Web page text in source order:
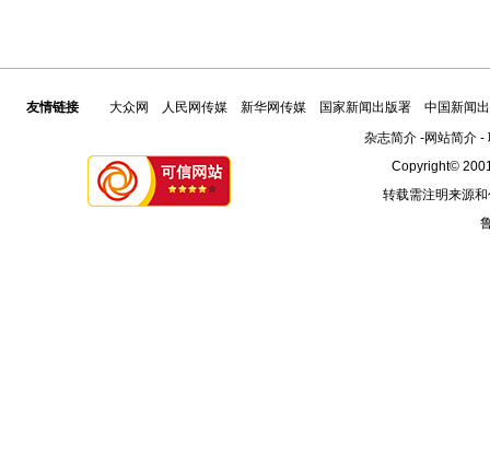
友情链接 大众网 人民网传媒 新华网传媒 国家新闻出版署
中国新闻
杂志简介-网站简介-
Copyright©
转载需注明来源